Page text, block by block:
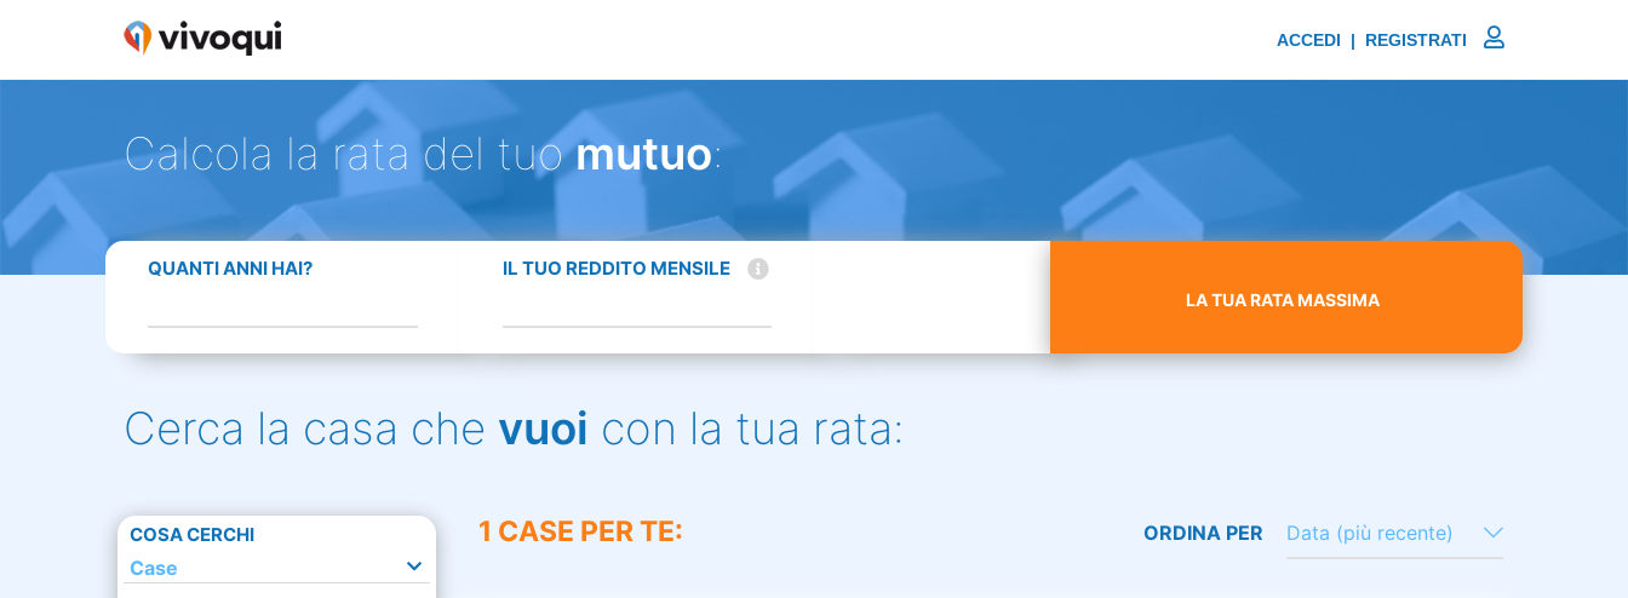
ACCEDI | REGISTRATI
Calcola la rata del tuomutuo:
QUANTI ANNI HAI? IL TUO REDDITO MENSILE
LA TUA RATA MASSIMA
Cerca la casa che vuoi con la tua rata:
COSA CERCHI
Case
1 CASE PER TE: ORDINA PER Data (più recente)